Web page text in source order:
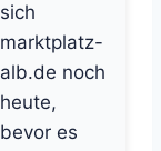
sich
marktplatz-
alb.de noch
heute,
bevor es